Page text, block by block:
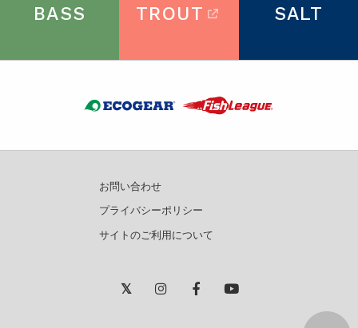
BASS TROUT SALT
お問い合わせ
プライバシーポリシー
サイトのご利用について